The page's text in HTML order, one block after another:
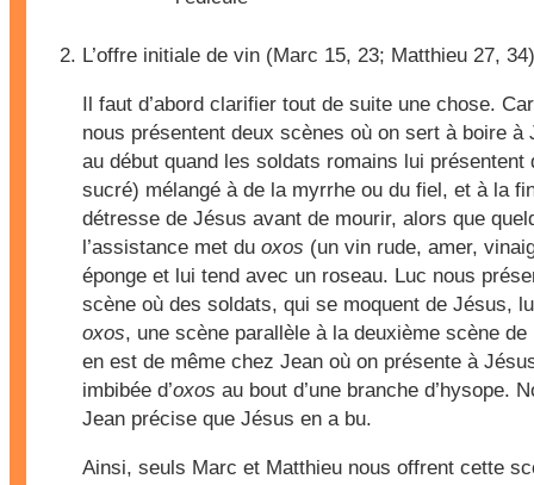
L’offre initiale de vin (Marc 15, 23; Matthieu 27, 34)
Il faut d’abord clarifier tout de suite une chose.
nous présentent deux scènes où on sert à boire à
au début quand les soldats romains lui présentent
sucré) mélangé à de la myrrhe ou du fiel, et à la
détresse de Jésus avant de mourir, alors que
l’assistance met du oxos (un vin rude, amer,
éponge et lui tend avec un roseau. Luc nous
scène où des soldats, qui se moquent de Jésus,
oxos, une scène parallèle à la deuxième scène
en est de même chez Jean où on présente à
imbibée d’oxos au bout d’une branche d’hysope.
Jean précise que Jésus en a bu.
Ainsi, seuls Marc et Matthieu nous offrent cette